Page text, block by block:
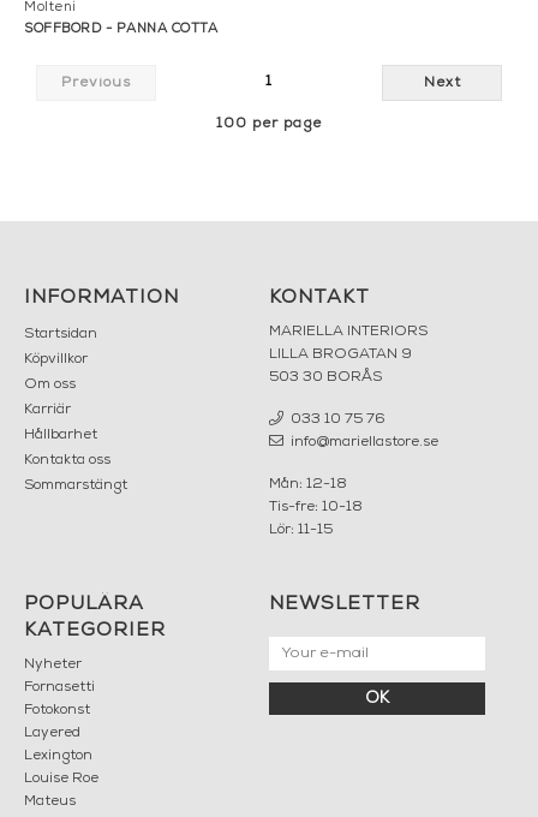
Molteni
SOFFBORD - PANNA COTTA
Previous 1 Next
100 per page
INFORMATION
Startsidan
Köpvillkor
Om oss
Karriär
Hållbarhet
Kontakta oss
Sommarstängt
KONTAKT
MARIELLA INTERIORS
LILLA BROGATAN 9
503 30 BORÅS
033 10 75 76
info@mariellastore.se
Mån: 12-18
Tis-fre: 10-18
Lör: 11-15
POPULÄRA
KATEGORIER
Nyheter
Fornasetti
Fotokonst
Layered
Lexington
Louise Roe
Mateus
NEWSLETTER
OK